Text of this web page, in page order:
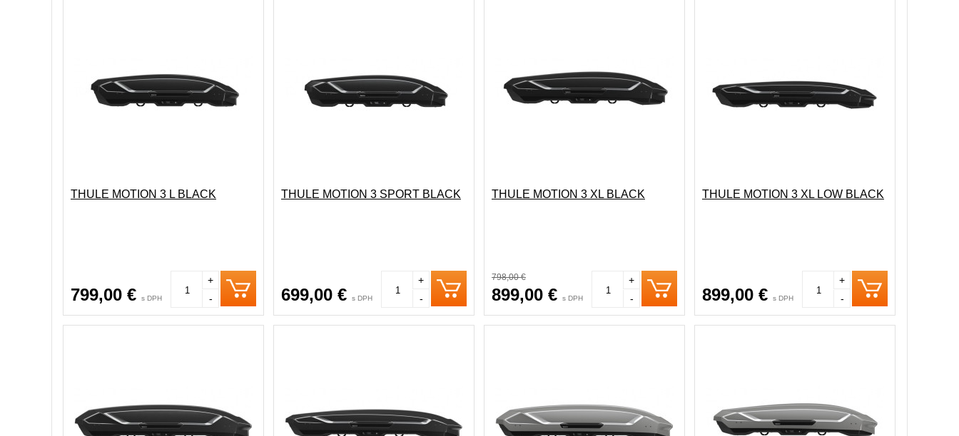
THULE MOTION 3 L BLACK
799,00 € s DPH -
+
THULE MOTION 3 SPORT BLACK
699,00 € s DPH -
+
THULE MOTION 3 XL BLACK
798,00 €
899,00 € s DPH -
+
THULE MOTION 3 XL LOW BLACK
899,00 € s DPH -
+